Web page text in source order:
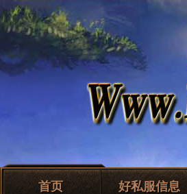
首页 好私服信息